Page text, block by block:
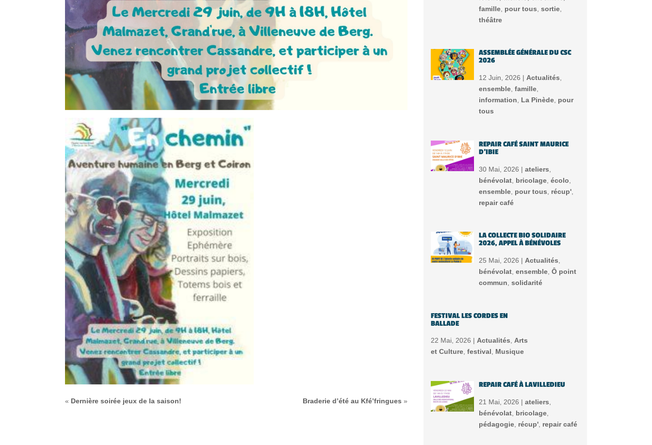
« Dernière soirée jeux de la saison! Braderie d’été au Kfé’fringues »
famille, pour tous sortie,
théâtre
ASSEMBLÉE GÉNÉRALE DU CSC
2026
12 Juin, 2026 | Actualités
ensemble, famille,
information
La Pinède, pour
tous
REPAIR CAFÉ SAINT MAURICE
D’IBIE
30 Mai, 2026 | ateliers
bénévolat, bricolage, écolo
ensemble, pour tous récup',
repair café
LA COLLECTE BIO SOLIDAIRE
2026, APPEL À BÉNÉVOLES
25 Mai, 2026 | Actualités
bénévolat, ensemble, Ô point
commun solidarité
FESTIVAL LES CORDES EN
BALLADE
22 Mai, 2026 | Actualités, Arts
et Culture, festival, Musique
REPAIR CAFÉ À LAVILLEDIEU
21 Mai, 2026 | ateliers
bénévolat, bricolage,
pédagogie, récup', repair café